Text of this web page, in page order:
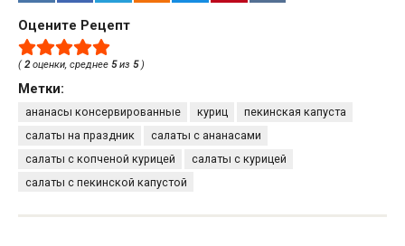
Оцените Рецепт
(2оценки, среднее 5из 5)
Метки:
ананасы консервированные куриц
пекинская капуста
салаты на праздник
салаты с ананасами
салаты с копченой курицей
салаты с курицей
салаты с пекинской капустой